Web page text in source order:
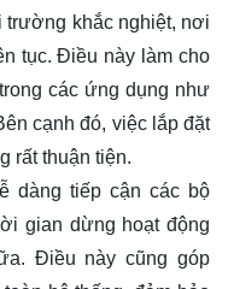
trường khắc nghiệt, nơi
tục. Điều này làm cho
các ứng dụng như
cạnh đó, việc lắp đặt
rất thuận tiện.
dàng tiếp cận các bộ
gian dừng hoạt động
Điều này cũng góp